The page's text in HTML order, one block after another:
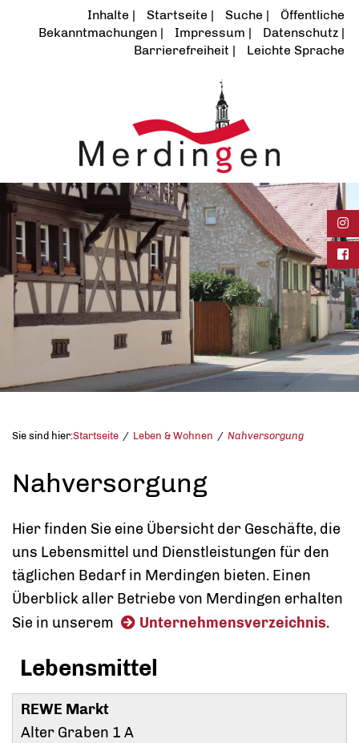
Inhalte Startseite Suche
Öffentliche
Bekanntmachungen
Impressum
Datenschutz
Barrierefreiheit
Leichte Sprache
Sie sind hier:Startseite Leben & Wohnen Nahversorgung
Nahversorgung
Hier finden Sie eine Übersicht der Geschäfte, die
uns Lebensmittel und Dienstleistungen für den
täglichen Bedarf in Merdingen bieten. Einen
Überblick aller Betriebe von Merdingen erhalten
Sie in unserem
Unternehmensverzeichnis.
Lebensmittel
REWE Markt
Alter Graben 1 A